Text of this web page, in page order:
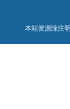
本站资源除注